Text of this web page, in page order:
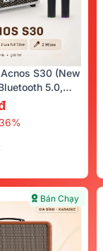
S30 (New
5.0,
Bán Chạy